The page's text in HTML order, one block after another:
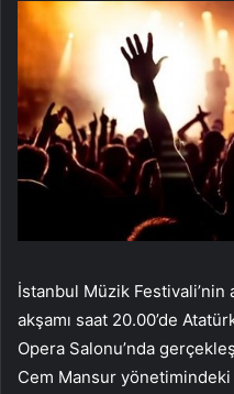
İstanbul Müzik Festivali’nin
akşamı saat 20.00’de
Opera Salonu’nda
Cem Mansur